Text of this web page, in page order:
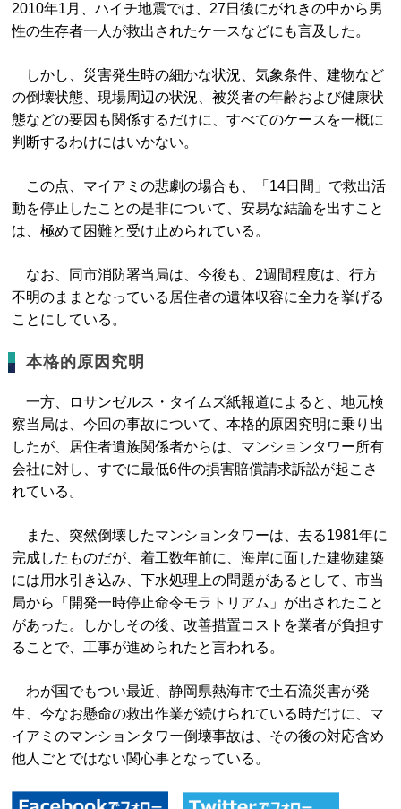
2010年1月、ハイチ地震では、27日後にがれきの中から男
性の生存者一人が救出されたケースなどにも言及した。
しかし、災害発生時の細かな状況、気象条件、建物など
の倒壊状態、現場周辺の状況、被災者の年齢および健康状
態などの要因も関係するだけに、すべてのケースを一概に
判断するわけにはいかない。
この点、マイアミの悲劇の場合も、「14日間」で救出活
動を停止したことの是非について、安易な結論を出すこと
は、極めて困難と受け止められている。
なお、同市消防署当局は、今後も、2週間程度は、行方
不明のままとなっている居住者の遺体収容に全力を挙げる
ことにしている。
本格的原因究明
一方、ロサンゼルス・タイムズ紙報道によると、地元検
察当局は、今回の事故について、本格的原因究明に乗り出
したが、居住者遺族関係者からは、マンションタワー所有
会社に対し、すでに最低6件の損害賠償請求訴訟が起こさ
れている。
また、突然倒壊したマンションタワーは、去る1981年に
完成したものだが、着工数年前に、海岸に面した建物建築
には用水引き込み、下水処理上の問題があるとして、市当
局から「開発一時停止命令モラトリアム」が出されたこと
があった。しかしその後、改善措置コストを業者が負担す
ることで、工事が進められたと言われる。
わが国でもつい最近、静岡県熱海市で土石流災害が発
生、今なお懸命の救出作業が続けられている時だけに、マ
イアミのマンションタワー倒壊事故は、その後の対応含め
他人ごとではない関心事となっている。